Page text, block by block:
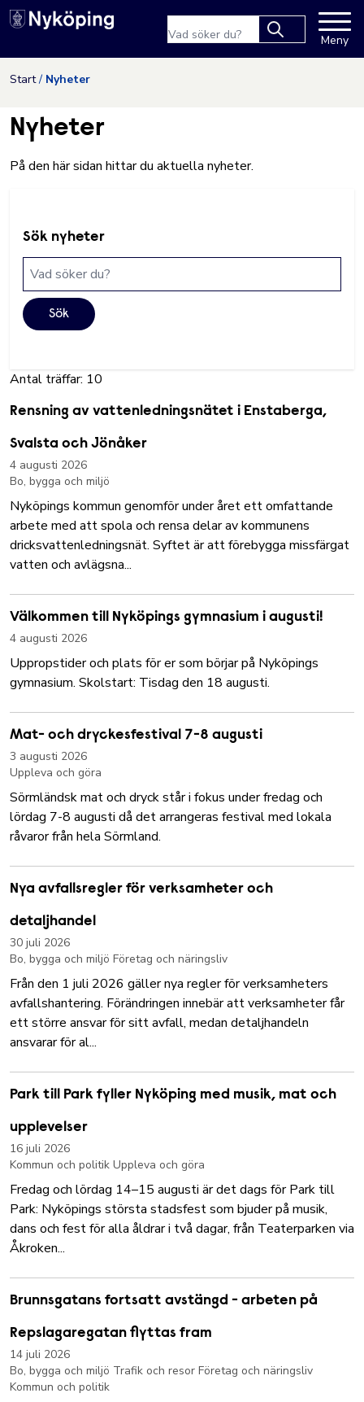
Nyköpings kommuns
Meny
Start Nyheter
Nyheter
På den här sidan hittar du aktuella nyheter.
Sök nyheter
Sökfras
Antal träffar: 10
Rensning av vattenledningsnätet i Enstaberga,
Svalsta och Jönåker
4 augusti 2026
Bo, bygga och miljö
Nyköpings kommun genomför under året ett omfattande
arbete med att spola och rensa delar av kommunens
dricksvattenledningsnät. Syftet är att förebygga missfärgat
vatten och avlägsna...
Välkommen till Nyköpings gymnasium i augusti!
4 augusti 2026
Uppropstider och plats för er som börjar på Nyköpings
gymnasium. Skolstart: Tisdag den 18 augusti.
Mat- och dryckesfestival 7-8 augusti
3 augusti 2026
Uppleva och göra
Sörmländsk mat och dryck står i fokus under fredag och
lördag 7-8 augusti då det arrangeras festival med lokala
råvaror från hela Sörmland.
Nya avfallsregler för verksamheter och
detaljhandel
30 juli 2026
Bo, bygga och miljö Företag och näringsliv
Från den 1 juli 2026 gäller nya regler för verksamheters
avfallshantering. Förändringen innebär att verksamheter får
ett större ansvar för sitt avfall, medan detaljhandeln
ansvarar för al...
Park till Park fyller Nyköping med musik, mat och
upplevelser
16 juli 2026
Kommun och politik Uppleva och göra
Fredag och lördag 14–15 augusti är det dags för Park till
Park: Nyköpings största stadsfest som bjuder på musik,
dans och fest för alla åldrar i två dagar, från Teaterparken via
Åkroken...
Brunnsgatans fortsatt avstängd - arbeten på
Repslagaregatan flyttas fram
14 juli 2026
Bo, bygga och miljö Trafik och resor Företag och näringsliv
Kommun och politik